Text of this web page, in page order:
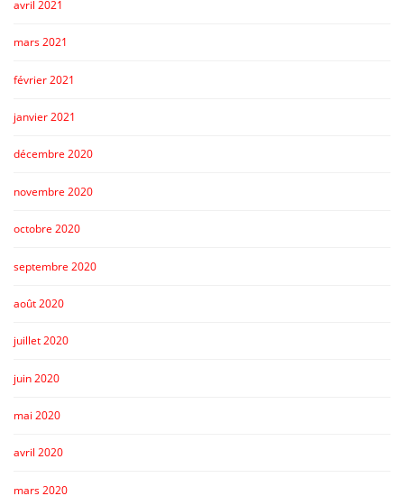
avril 2021
mars 2021
février 2021
janvier 2021
décembre 2020
novembre 2020
octobre 2020
septembre 2020
août 2020
juillet 2020
juin 2020
mai 2020
avril 2020
mars 2020